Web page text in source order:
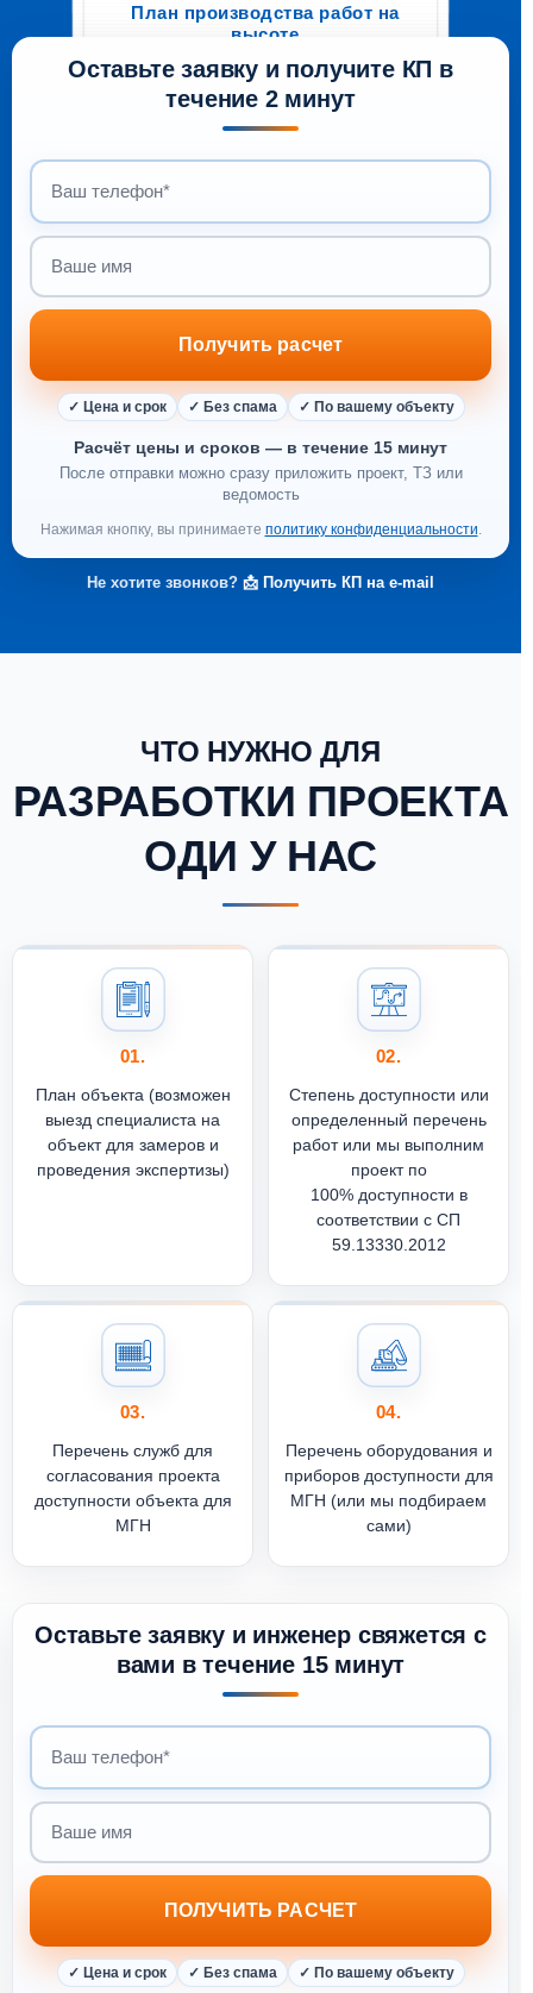
погрузочно-разгрузочных работ
г. Москва, 2026 г.
План производства работ на
высоте
14-26/0112-ППРв
г. Москва, 2026 г.
Оставьте заявку и получите КП в
течение 2 минут
Ваш телефон
Ваше имя
Получить расчет
✓ Цена и срок ✓ Без спама ✓ По вашему объекту
Расчёт цены и сроков — в течение 15 минут
После отправки можно сразу приложить проект, ТЗ или
ведомость
Нажимая кнопку, вы принимаете политику конфиденциальности
Не хотите звонков? 📩 Получить КП на e-mail
ЧТО НУЖНО ДЛЯ
РАЗРАБОТКИ ПРОЕКТА
ОДИ У НАС
01.
План объекта (возможен
выезд специалиста на
объект для замеров и
проведения экспертизы)
02.
Степень доступности или
определенный перечень
работ или мы выполним
проект по
100% доступности в
соответствии с СП
59.13330.2012
03.
Перечень служб для
согласования проекта
доступности объекта для
МГН
04.
Перечень оборудования и
приборов доступности для
МГН (или мы подбираем
сами)
Оставьте заявку и инженер свяжется с
вами в течение 15 минут
Ваш телефон
Ваше имя
ПОЛУЧИТЬ РАСЧЕТ
✓ Цена и срок ✓ Без спама ✓ По вашему объекту